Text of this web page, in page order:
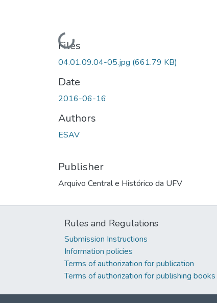
Loading...
Files
04.01.09.04-05.jpg (661.79 KB)
Date
2016-06-16
Authors
ESAV
Publisher
Arquivo Central e Histórico da UFV
Rules and Regulations
Submission Instructions
Information policies
Terms of authorization for publication
Terms of authorization for publishing books